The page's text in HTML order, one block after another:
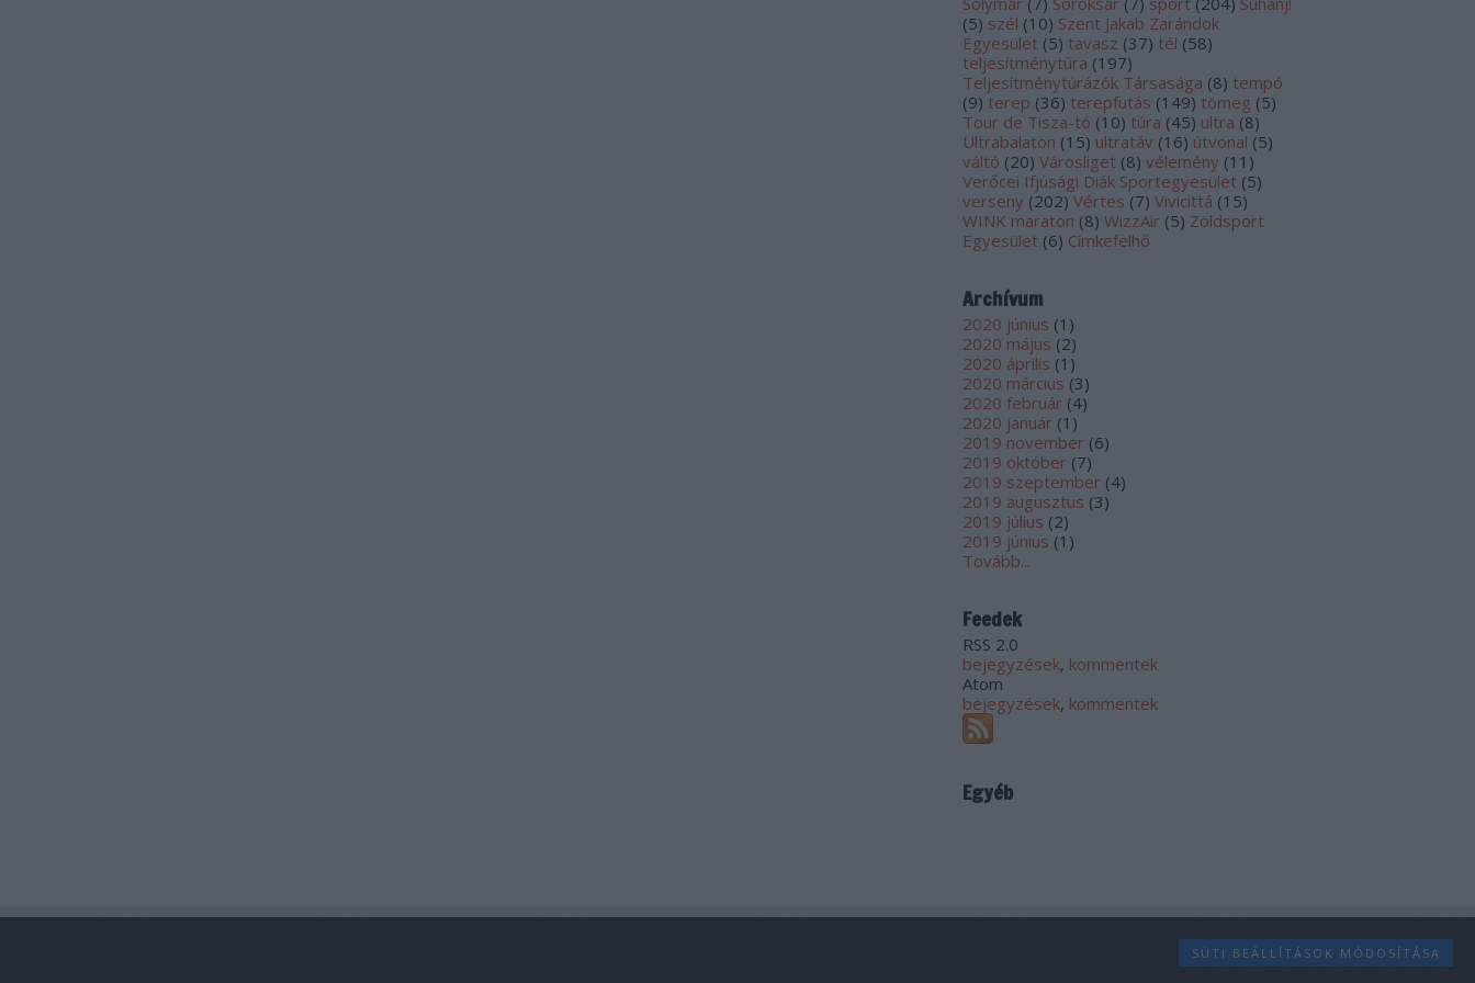
(5) szél (10) Szent Jakab Zarándok
Egyesület (5) tavasz (37) tél (58)
teljesítménytúra (197)
Teljesítménytúrázók Társasága (8) tempó
(9) terep (36) terepfutás (149) tömeg (5)
Tour de Tisza-tó (10) túra (45) ultra (8)
Ultrabalaton (15) ultratáv (16) útvonal (5)
váltó (20) Városliget (8) vélemény (11 )
Verőcei Ifjúsági Diák Sportegyesület (5)
verseny (202) Vértes (7) Vivicittá (15)
WINK maraton (8) WizzAir (5) Zöldsport
Egyesület (6) Címkefelhő
Archívum
2020 június (1 )
2020 május (2)
2020 április (1 )
2020 március (3)
2020 február (4)
2020 január (1 )
2019 november (6)
2019 október (7)
2019 szeptember (4)
2019 augusztus (3)
2019 július (2)
2019 június (1 )
Tovább...
Feedek
RSS 2.0
bejegyzések, kommentek
Atom
bejegyzések, kommentek
Egyéb
SÜTI BEÁLLÍTÁSOK MÓDOSÍTÁSA